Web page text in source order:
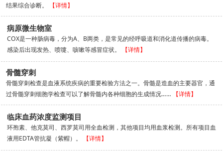
结果综合诊断。
【详情】
病原微生物室
COX是一种肠病毒，分为A、B两类，是常见的经呼吸道和消化道传播的病毒。
感染后出现发热、喷嚏、咳嗽等感冒症状。
【详情】
骨髓穿刺
骨髓穿刺检查是血液系统疾病的重要检验方法之一。骨髓是造血的主要器官，通
过骨髓穿刺细胞学检查可以了解骨髓内各种细胞的生成情况……
【详情】
临床血药浓度监测项目
环孢素、他克莫司、西罗莫司用全血检测，其他项目均用血浆检测。所有项目血
液用EDTA管抗凝（紫帽）。
【详情】